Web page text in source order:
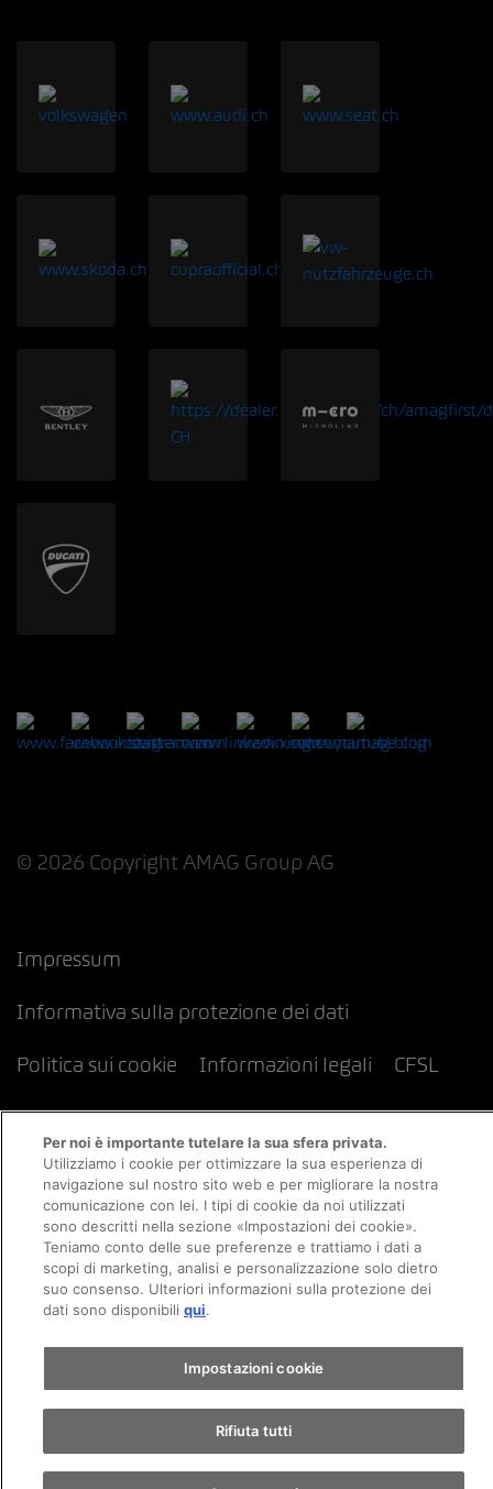
© 2026 Copyright AMAG Group AG
Impressum
Informativa sulla protezione dei dati
Politica sui cookie Informazioni legali CFSL
Per noi è importante tutelare la sua sfera privata.
Utilizziamo i cookie per ottimizzare la sua esperienza di
navigazione sul nostro sito web e per migliorare la nostra
comunicazione con lei. I tipi di cookie da noi utilizzati
sono descritti nella sezione «Impostazioni dei cookie».
Teniamo conto delle sue preferenze e trattiamo i dati a
scopi di marketing, analisi e personalizzazione solo dietro
suo consenso. Ulteriori informazioni sulla protezione dei
dati sono disponibiliqui.
Impostazioni cookie
Rifiuta tutti